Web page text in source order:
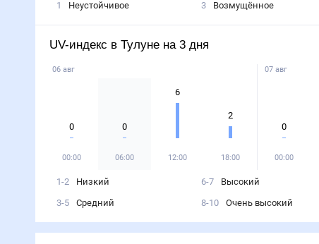
1
Неустойчивое
3
Возмущённое
UV-индекс в Тулуне на 3 дня
06 авг
0
00:00
0
06:00
6
12:00
2
18:00
07 авг
0
00:00
1-2
Низкий
3-5
Средний
6-7
Высокий
8-10
Очень высокий